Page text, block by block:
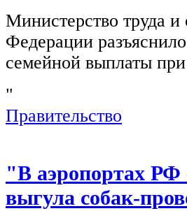
Министерство труда
Федерации
семейной выплаты
"
Правительство
"В аэропортах РФ
выгула собак-